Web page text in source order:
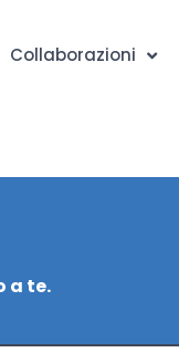
Collaborazioni
a te.